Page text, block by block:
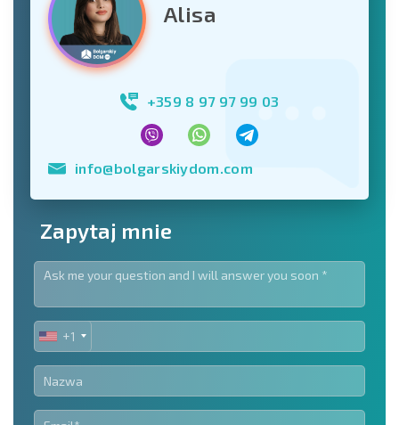
Alisa
+359 8 97 97 99 03
info@bolgarskiydom.com
Zapytaj mnie
UNITED
STATES
+1
+1